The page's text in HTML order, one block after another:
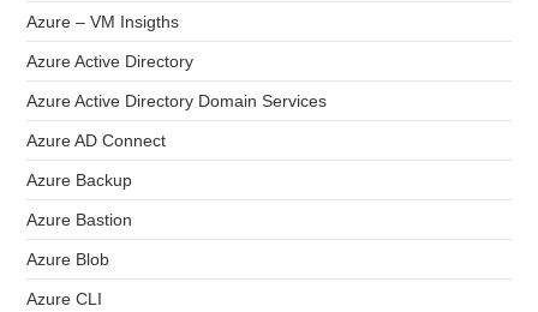
Azure – VM Insigths
Azure Active Directory
Azure Active Directory Domain Services
Azure AD Connect
Azure Backup
Azure Bastion
Azure Blob
Azure CLI